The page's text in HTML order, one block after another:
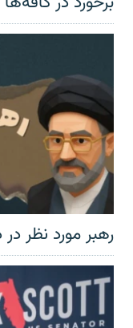
رهبر مورد نظر